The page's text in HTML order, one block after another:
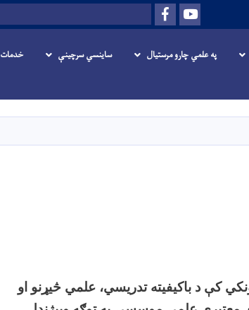
Youtube
Facebook
په علمي چارو مرستیال ساینسي سرچینې خدمات
کې د باکیفیته تدریسي، علمي څیړنو او